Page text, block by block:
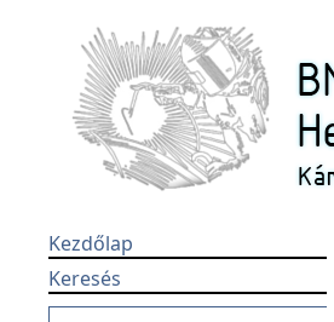
Kezdőlap
Keresés